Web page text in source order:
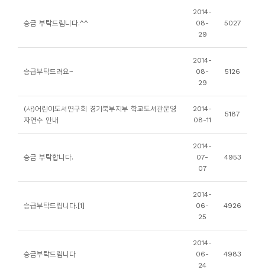
승급 부탁드립니다.^^
2014-
08-
29
5027
승급부탁드려요~
2014-
08-
29
5126
(사)어린이도서연구회 경기북부지부 학교도서관운영
자연수 안내
2014-
08-11
5187
승급 부탁합니다.
2014-
07-
07
4953
승급부탁드립니다.[1]
2014-
06-
25
4926
승급부탁드립니다
2014-
06-
24
4983